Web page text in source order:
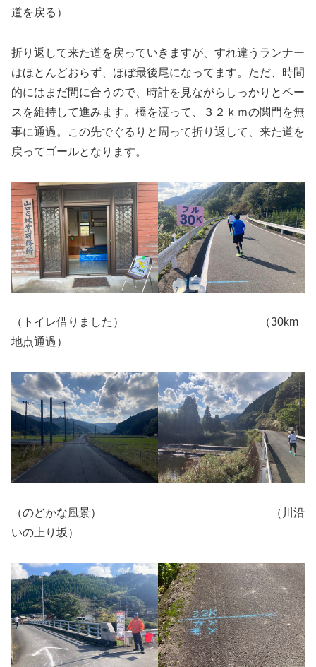
道を戻る）
折り返して来た道を戻っていきますが、すれ違うランナー
はほとんどおらず、ほぼ最後尾になってます。ただ、時間
的にはまだ間に合うので、時計を見ながらしっかりとペー
スを維持して進みます。橋を渡って、３２ｋｍの関門を無
事に通過。この先でぐるりと周って折り返して、来た道を
戻ってゴールとなります。
（トイレ借りました） （30km
地点通過）
（のどかな風景） （川沿
いの上り坂）